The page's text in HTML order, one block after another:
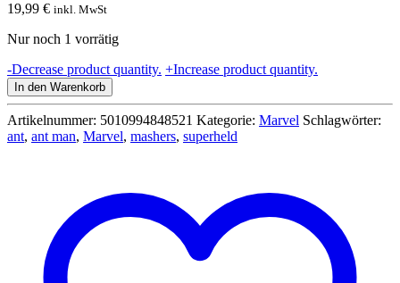
19,99 € inkl. MwSt
Nur noch 1 vorrätig
-Decrease product quantity. Marvel
-
Super
Hero
Mashers
-
Basis
Ant
Man
Menge
+Increase product quantity.
In den Warenkorb
Artikelnummer: 5010994848521 Kategorie: Marvel Schlagwörter:
ant, ant man, Marvel, mashers, superheld